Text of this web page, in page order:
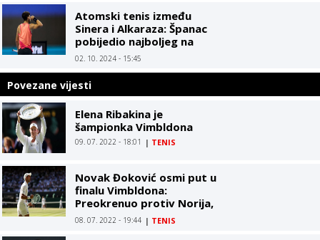
Atomski tenis između
Sinera i Alkaraza: Španac
pobijedio najboljeg na
svijetu za novi trofej
02. 10. 2024 - 15:45
Povezane vijesti
Elena Ribakina je
šampionka Vimbldona
09. 07. 2022 - 18:01 | TENIS
Novak Đoković osmi put u
finalu Vimbldona:
Preokrenuo protiv Norija,
i nastavio pohod ka 21.
08. 07. 2022 - 19:44 | TENIS